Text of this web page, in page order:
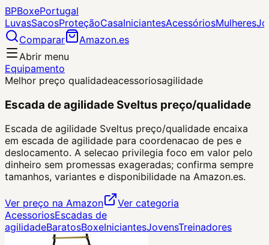
BPBoxePortugal
LuvasSacosProteçãoCasaIniciantesAcessóriosMulheres
Comparar
Amazon.es
Abrir menu
Equipamento
Melhor preço qualidadeacessoriosagilidade
Escada de agilidade Sveltus preço/qualidade
Escada de agilidade Sveltus preço/qualidade encaixa
em escada de agilidade para coordenacao de pes e
deslocamento. A selecao privilegia foco em valor pelo
dinheiro sem promessas exageradas; confirma sempre
tamanhos, variantes e disponibilidade na Amazon.es.
Ver preço na Amazon
Ver categoria
AcessoriosEscadas de
agilidadeBaratosBoxeIniciantesJovensTreinadores